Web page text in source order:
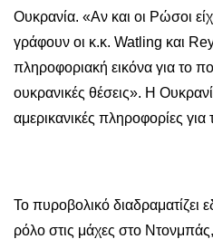
Ουκρανία. «Αν και οι Ρώσοι
γράφουν οι κ.κ. Watling και
πληροφοριακή εικόνα για το
ουκρανικές θέσεις». Η
αμερικανικές πληροφορίες για
Το πυροβολικό διαδραματίζει
ρόλο στις μάχες στο